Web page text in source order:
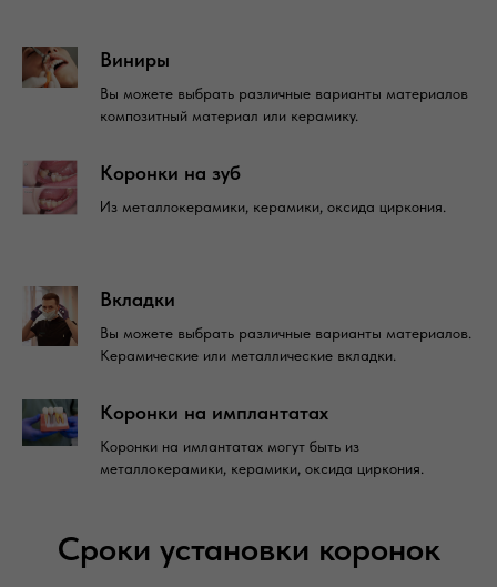
Виниры
Вы можете выбрать различные варианты материалов
композитный материал или керамику.
Коронки на зуб
Из металлокерамики, керамики, оксида циркония.
Вкладки
Вы можете выбрать различные варианты материалов.
Керамические или металлические вкладки.
Коронки на имплантатах
Коронки на имлантатах могут быть из
металлокерамики, керамики, оксида циркония.
Сроки установки коронок